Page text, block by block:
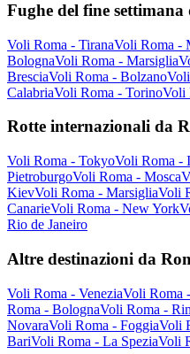
Fughe del fine settimana
Voli Roma - TiranaVoli Roma -
BolognaVoli Roma - Marsiglia
BresciaVoli Roma - Bolzano
CalabriaVoli Roma - TorinoVoli
Rotte internazionali da
Voli Roma - TokyoVoli Roma -
PietroburgoVoli Roma - Mosca
KievVoli Roma - MarsigliaVoli
CanarieVoli Roma - New York
Rio de Janeiro
Altre destinazioni da
Voli Roma - VeneziaVoli Roma
Roma - BolognaVoli Roma -
NovaraVoli Roma - FoggiaVoli
BariVoli Roma - La SpeziaVoli